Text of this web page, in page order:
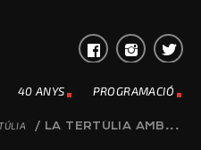
40 ANYS PROGRAMACIÓ
/ LA TERTÚLIA AMB...